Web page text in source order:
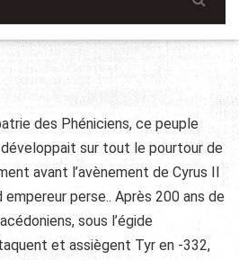
des Phéniciens, ce peuple
sur tout le pourtour de
avant l’avènement de Cyrus II
empereur perse.. Après 200 ans de
sous l’égide
et assiègent Tyr en -332,